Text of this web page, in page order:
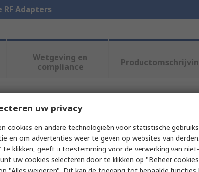
RF Adapters
Wetgeving en
compliance
kenmerken te selecteren.
Waarde
Keysight Technologies
RF Adapter
uw privacy
cookies en andere technologieën voor statistische
en om advertenties weer te geven op websites van
te klikken, geeft u toestemming voor de verwerking van
uw cookies selecteren door te klikken op "Beheer